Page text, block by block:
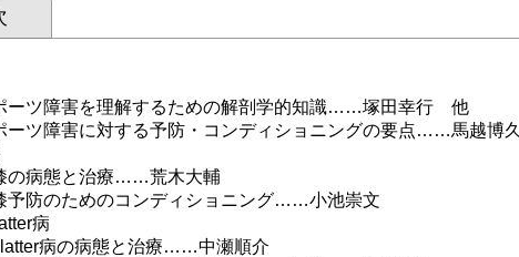
ーツ障害を理解するための解剖学的知識……塚田幸行 他
ツ障害に対する予防・コンディショニングの要点……馬越博久
の病態と治療……荒木大輔
防のためのコンディショニング……小池崇文
病
病の病態と治療……中瀬順介